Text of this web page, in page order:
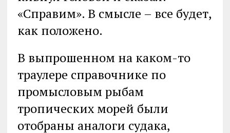
«Справим». В смысле – все будет,
как положено.
В выпрошенном на каком-то
траулере справочнике по
промысловым рыбам
тропических морей были
отобраны аналоги судака,